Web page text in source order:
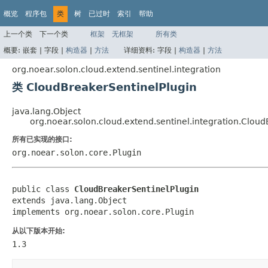
概览 程序包 类 树 已过时 索引 帮助
上一个类 下一个类 框架 无框架
所有类
概要: 嵌套 | 字段 | 构造器 | 方法 详细资料: 字段 | 构造器 | 方法
org.noear.solon.cloud.extend.sentinel.integration
类 CloudBreakerSentinelPlugin
java.lang.Object
所有已实现的接口:
org.noear.solon.core.Plugin
public class CloudBreakerSentinelPlugin
extends java.lang.Object
implements org.noear.solon.core.Plugin
从以下版本开始:
1.3